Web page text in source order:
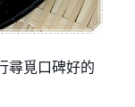
尋覓口碑好的